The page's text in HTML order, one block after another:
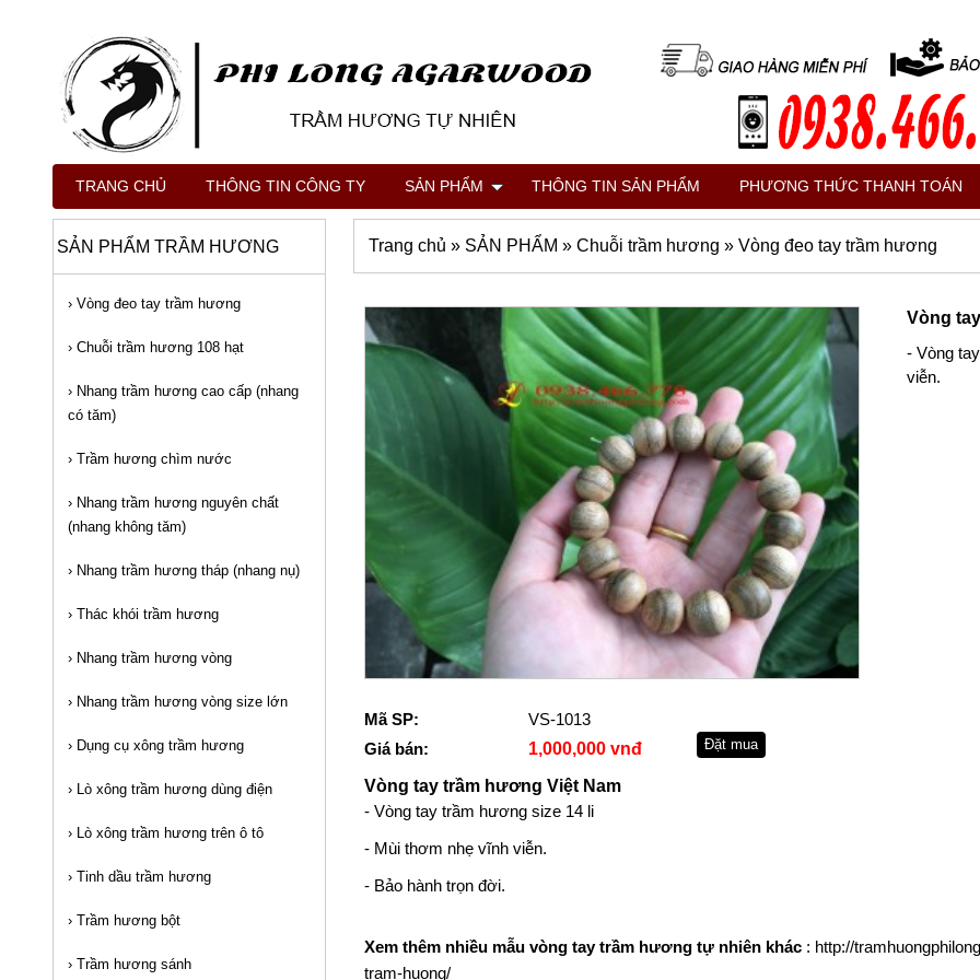
Vòng
- Vòng
viễn.
Mã SP:
VS-1013
Giá bán:
1,000,000 vnđ
Vòng tay trầm hương Việt Nam
- Vòng tay trầm hươngsize 14 li
- Mùi thơm nhẹ vĩnh viễn.
- Bảo hành trọn đời.
Xem thêm nhiều mẫu vòng tay trầm hương tự nhiên khác : http://
tram-huong/
Trang chủ » SẢN PHẨM » Chuỗi trầm hương » Vòng đeo tay trầm hương
SẢN PHẨM TRẦM HƯƠNG
› Vòng đeo tay trầm hương
› Chuỗi trầm hương 108 hạt
› Nhang trầm hương cao cấp (nhang
có tăm)
› Trầm hương chìm nước
› Nhang trầm hương nguyên chất
(nhang không tăm)
› Nhang trầm hương tháp (nhang nụ)
› Thác khói trầm hương
› Nhang trầm hương vòng
› Nhang trầm hương vòng size lớn
› Dụng cụ xông trầm hương
› Lò xông trầm hương dùng điện
› Lò xông trầm hương trên ô tô
› Tinh dầu trầm hương
› Trầm hương bột
› Trầm hương sánh
TRANG CHỦ THÔNG TIN CÔNG TY SẢN PHẨM THÔNG TIN SẢN PHẨM PHƯƠNG THỨC THANH TOÁN